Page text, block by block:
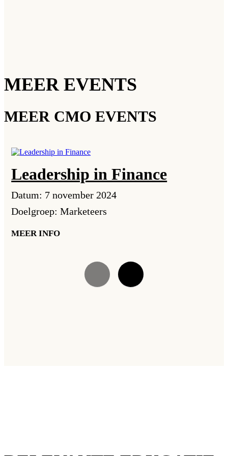
MEER EVENTS
MEER CMO EVENTS
Leadership in Finance
Datum: 7 november 2024
Doelgroep: Marketeers
MEER INFO